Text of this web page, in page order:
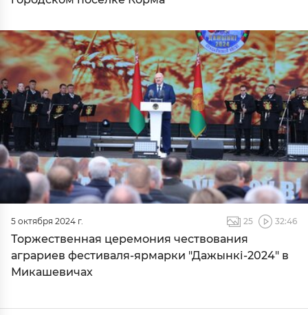
5 октября 2024 г. 25 32:46
Торжественная церемония чествования
аграриев фестиваля-ярмарки "Дажынкі-2024" в
Микашевичах